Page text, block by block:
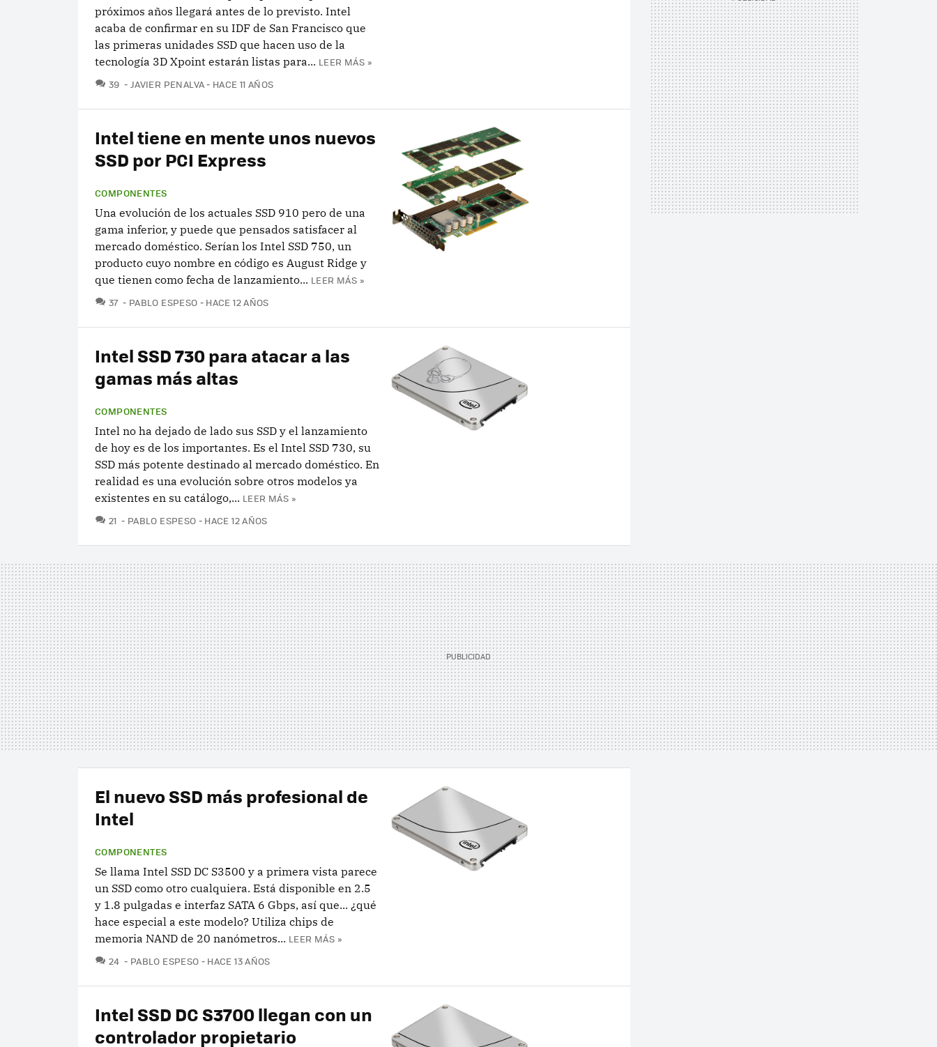
próximos años llegará antes de lo previsto. Intel
acaba de confirmar en su IDF de San Francisco que
las primeras unidades SSD que hacen uso de la
tecnología 3D Xpoint estarán listas para... LEER MÁS »
39 COMENTARIOS
JAVIER PENALVA HACE 11 AÑOS
Intel tiene en mente unos nuevos
SSD por PCI Express
COMPONENTES
Una evolución de los actuales SSD 910 pero de una
gama inferior, y puede que pensados satisfacer al
mercado doméstico. Serían los Intel SSD 750, un
producto cuyo nombre en código es August Ridge y
que tienen como fecha de lanzamiento... LEER MÁS »
37 COMENTARIOS
PABLO ESPESO HACE 12 AÑOS
Intel SSD 730 para atacar a las
gamas más altas
COMPONENTES
Intel no ha dejado de lado sus SSD y el lanzamiento
de hoy es de los importantes. Es el Intel SSD 730, su
SSD más potente destinado al mercado doméstico. En
realidad es una evolución sobre otros modelos ya
existentes en su catálogo,... LEER MÁS »
21 COMENTARIOS
PABLO ESPESO HACE 12 AÑOS
El nuevo SSD más profesional de
Intel
COMPONENTES
Se llama Intel SSD DC S3500 y a primera vista parece
un SSD como otro cualquiera. Está disponible en 2.5
y 1.8 pulgadas e interfaz SATA 6 Gbps, así que... ¿qué
hace especial a este modelo? Utiliza chips de
memoria NAND de 20 nanómetros... LEER MÁS »
24 COMENTARIOS
PABLO ESPESO HACE 13 AÑOS
Intel SSD DC S3700 llegan con un
controlador propietario